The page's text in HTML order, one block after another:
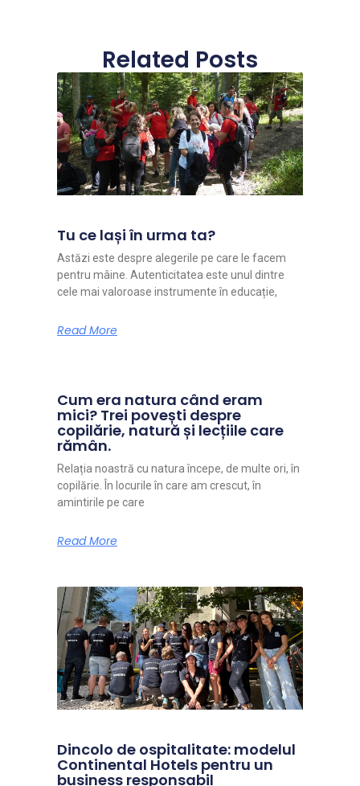
Related Posts
Tu ce lași în urma ta?
Astăzi este despre alegerile pe care le facem
pentru mâine. Autenticitatea este unul dintre
cele mai valoroase instrumente în educație,
Read More
Cum era natura când eram
mici? Trei povești despre
copilărie, natură și lecțiile care
rămân.
Relația noastră cu natura începe, de multe ori, în
copilărie. În locurile în care am crescut, în
amintirile pe care
Read More
Dincolo de ospitalitate: modelul
Continental Hotels pentru un
business responsabil